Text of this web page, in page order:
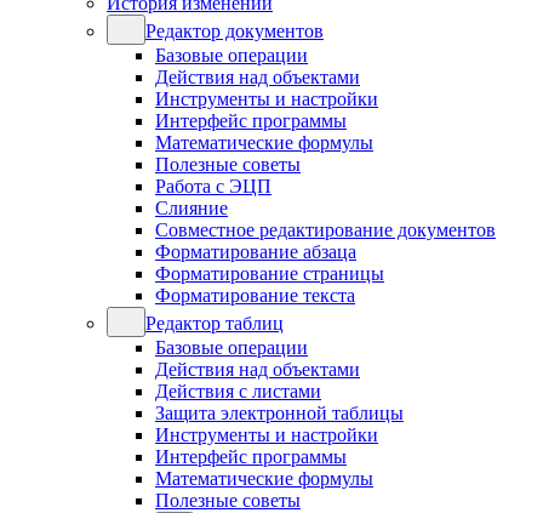
Редактор документов
Базовые операции
Действия над объектами
Инструменты и настройки
Интерфейс программы
Математические формулы
Полезные советы
Работа с ЭЦП
Слияние
Совместное редактирование документов
Форматирование абзаца
Форматирование страницы
Форматирование текста
Редактор таблиц
Базовые операции
Действия над объектами
Действия с листами
Защита электронной таблицы
Инструменты и настройки
Интерфейс программы
Математические формулы
Полезные советы